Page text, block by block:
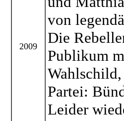
2009
von
Die
Publikum
Partei:
Leider